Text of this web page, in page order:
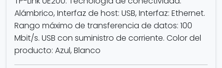
Alámbrico, Interfaz de host: USB, Interfaz: Ethernet.
Rango máximo de transferencia de datos: 100
Mbit/s. USB con suministro de corriente. Color del
producto: Azul, Blanco